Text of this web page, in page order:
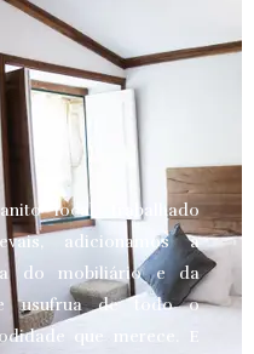
local, trabalhado
adicionamos a
do mobiliário e da
usufrua de todo o
que merece.
E